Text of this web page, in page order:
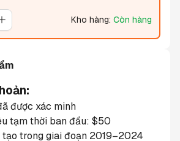
Kho hàng: Còn hàng
được xác minh
tạm thời ban đầu: $50
tạo trong giai đoạn 2019–2024